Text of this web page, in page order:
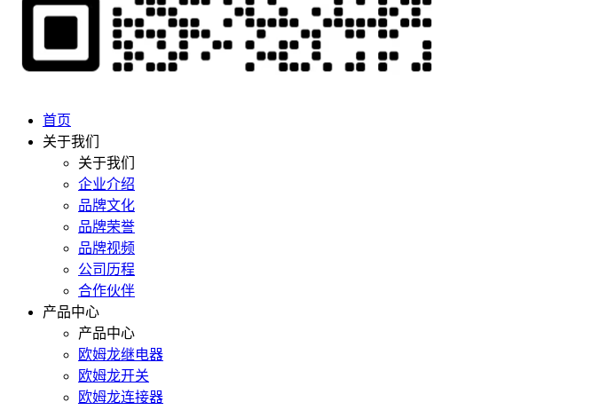
首页
关于我们
关于我们
企业介绍
品牌文化
品牌荣誉
品牌视频
公司历程
合作伙伴
产品中心
产品中心
欧姆龙继电器
欧姆龙开关
欧姆龙连接器